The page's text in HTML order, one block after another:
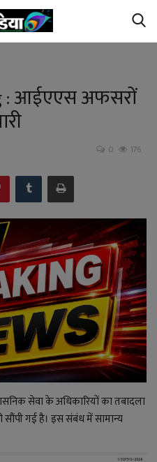
: आईएएस अफसरों
0 176
सेवा के अधिकारियों का तबादला
सौंपी गई है। इस संबंध में सामान्य